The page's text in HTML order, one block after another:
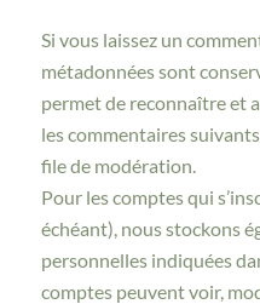
Si vous laissez un
métadonnées sont
permet de reconnaître et
les commentaires
file de modération.
Pour les comptes qui
échéant), nous stockons
personnelles indiquées
comptes peuvent voir,